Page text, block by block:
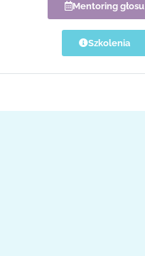
Mentoring głosu
Szkolenia